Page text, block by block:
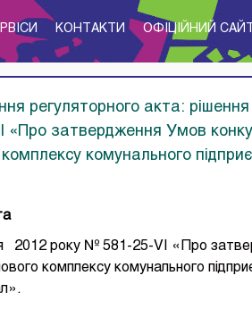
КОНТАКТИ ОФІЦІЙНИЙ
регуляторного акта: рішення
затвердження Умов
комунального
2012 року № 581-25-VІ «Про
комплексу комунального